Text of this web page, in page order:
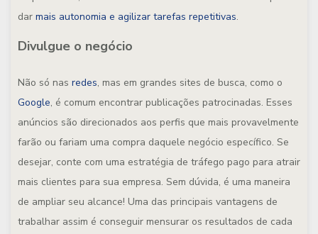
dar mais autonomia e agilizar tarefas repetitivas.
Divulgue o negócio
Não só nas redes, mas em grandes sites de busca, como o
Google, é comum encontrar publicações patrocinadas. Esses
anúncios são direcionados aos perfis que mais provavelmente
farão ou fariam uma compra daquele negócio específico. Se
desejar, conte com uma estratégia de tráfego pago para atrair
mais clientes para sua empresa. Sem dúvida, é uma maneira
de ampliar seu alcance! Uma das principais vantagens de
trabalhar assim é conseguir mensurar os resultados de cada